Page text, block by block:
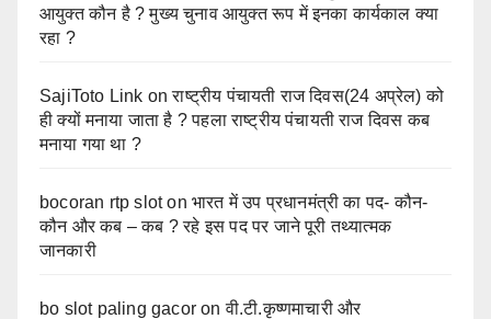
आयुक्त कौन है ? मुख्य चुनाव आयुक्त रूप में इनका कार्यकाल क्या
रहा ?
SajiToto Link onराष्ट्रीय पंचायती राज दिवस(24 अप्रेल) को
ही क्यों मनाया जाता है ? पहला राष्ट्रीय पंचायती राज दिवस कब
मनाया गया था ?
bocoran rtp slotonभारत में उप प्रधानमंत्री का पद- कौन-
कौन और कब – कब ? रहे इस पद पर जाने पूरी तथ्यात्मक
जानकारी
bo slot paling gacor onवी.टी.कृष्णमाचारी और